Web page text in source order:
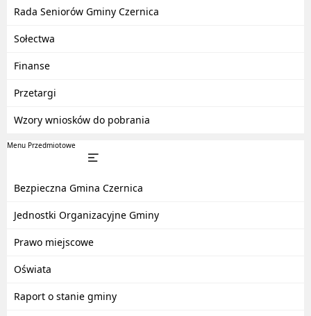
Rada Seniorów Gminy Czernica
Sołectwa
Finanse
Przetargi
Wzory wniosków do pobrania
Menu Przedmiotowe
Bezpieczna Gmina Czernica
Jednostki Organizacyjne Gminy
Prawo miejscowe
Oświata
Raport o stanie gminy